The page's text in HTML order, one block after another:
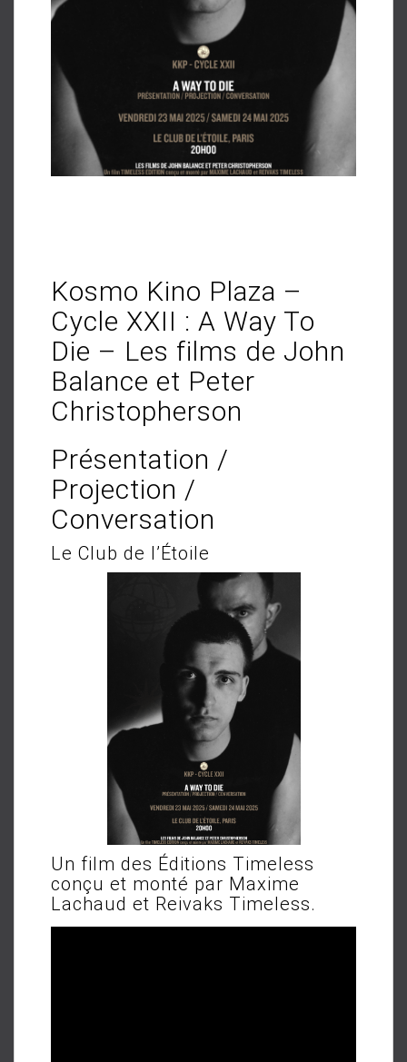
Kosmo Kino Plaza –
Cycle XXII : A Way To
Die – Les films de John
Balance et Peter
Christopherson
Présentation /
Projection /
Conversation
Le Club de l’Étoile
Un film des Éditions Timeless
conçu et monté par Maxime
Lachaud et Reivaks Timeless.